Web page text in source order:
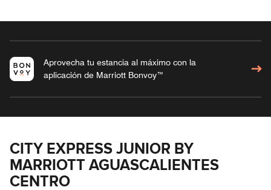
Aprovecha tu estancia al máximo con la
aplicación de Marriott Bonvoy™
CITY EXPRESS JUNIOR BY
MARRIOTT AGUASCALIENTES
CENTRO